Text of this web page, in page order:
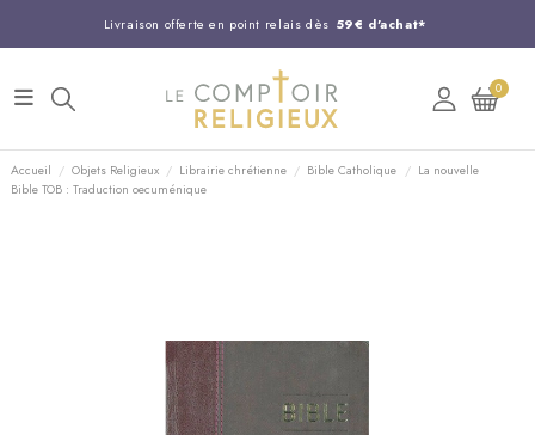
Livraison offerte en point relais dès 59€ d'achat*
Entreprise Française familiale
Support client disponible au 03 20 24 74 15
Commandez avant 14H, expédition le jour même !
0
Accueil Objets Religieux Librairie chrétienne Bible Catholique
La nouvelle
Bible TOB : Traduction oecuménique